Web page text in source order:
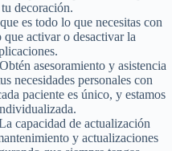
decoración.
es todo lo que necesitas con
activar o desactivar la
asesoramiento y asistencia
necesidades personales con
paciente es único, y estamos
capacidad de actualización
y actualizaciones